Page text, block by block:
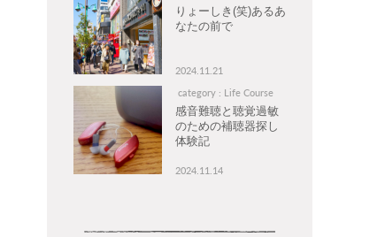
りょーしき(笑)あるあ
なたの前で
2024.11.21
category : Life Course
感音難聴と聴覚過敏
のための補聴器探し
体験記
2024.11.14